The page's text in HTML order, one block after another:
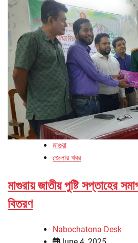
মাগুরা
জেলার খবর
মাগুরায় জাতীয় পুষ্টি সপ্তাহের
বিতরণ
Nabochatona Desk